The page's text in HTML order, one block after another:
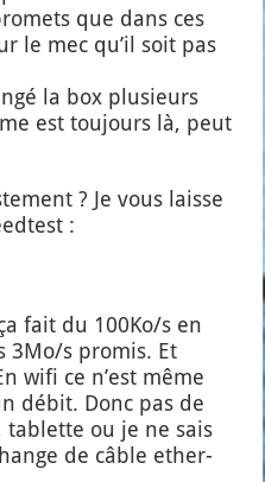
que dans ces
le mec qu’il soit pas
la box plu­sieurs
est tou­jours là, peut
? Je vous laisse
:
fait du 100Ko/s en
3Mo/s pro­mis. Et
wifi ce n’est même
débit. Donc pas de
ou je ne sais
de câble ether­